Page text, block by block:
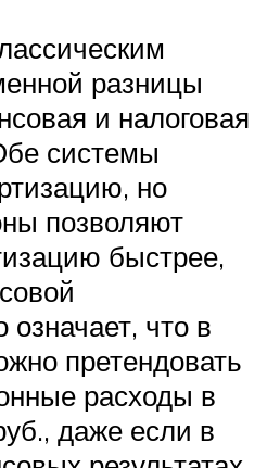
разницы
и налоговая
системы
но
позволяют
быстрее,
означает, что в
претендовать
расходы в
даже если в